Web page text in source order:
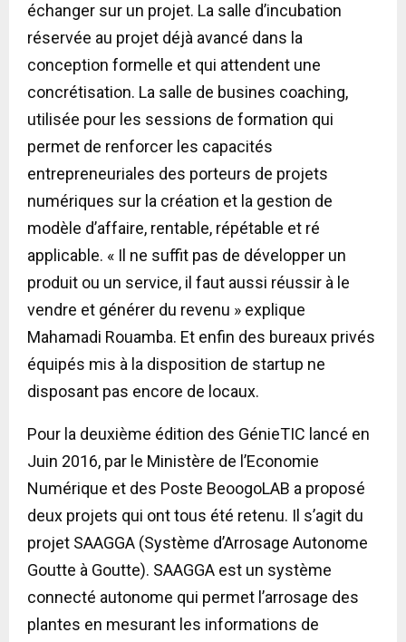
échanger sur un projet. La salle d’incubation
réservée au projet déjà avancé dans la
conception formelle et qui attendent une
concrétisation. La salle de busines coaching,
utilisée pour les sessions de formation qui
permet de renforcer les capacités
entrepreneuriales des porteurs de projets
numériques sur la création et la gestion de
modèle d’affaire, rentable, répétable et ré
applicable. « Il ne suffit pas de développer un
produit ou un service, il faut aussi réussir à le
vendre et générer du revenu » explique
Mahamadi Rouamba. Et enfin des bureaux privés
équipés mis à la disposition de startup ne
disposant pas encore de locaux.
Pour la deuxième édition des GénieTIC lancé en
Juin 2016, par le Ministère de l’Economie
Numérique et des Poste BeoogoLAB a proposé
deux projets qui ont tous été retenu. Il s’agit du
projet SAAGGA (Système d’Arrosage Autonome
Goutte à Goutte). SAAGGA est un système
connecté autonome qui permet l’arrosage des
plantes en mesurant les informations de